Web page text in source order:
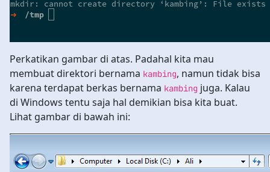
Perkatikan gambar di atas. Padahal kita mau
membuat direktori bernama kambing, namun tidak bisa
karena terdapat berkas bernama kambing juga. Kalau
di Windows tentu saja hal demikian bisa kita buat.
Lihat gambar di bawah ini: